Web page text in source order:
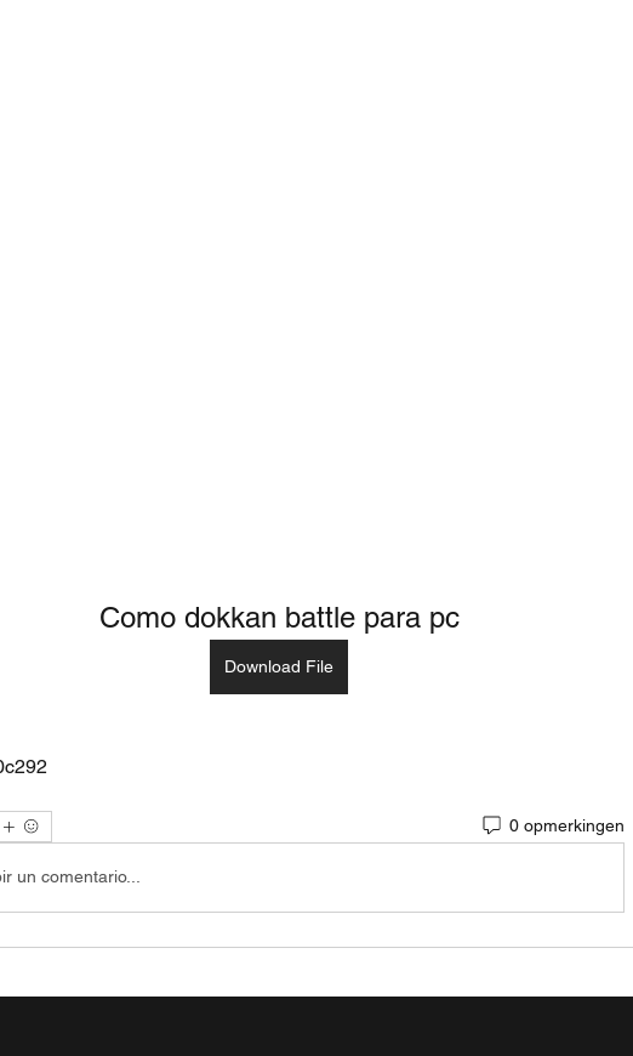
Como dokkan battle para pc
Download File
0 opmerkingen
un comentario...